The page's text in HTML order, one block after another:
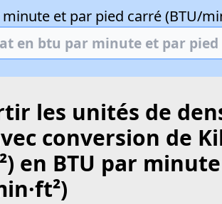
minute et par pied carré (BTU/
les unités de
conversion de
en BTU par